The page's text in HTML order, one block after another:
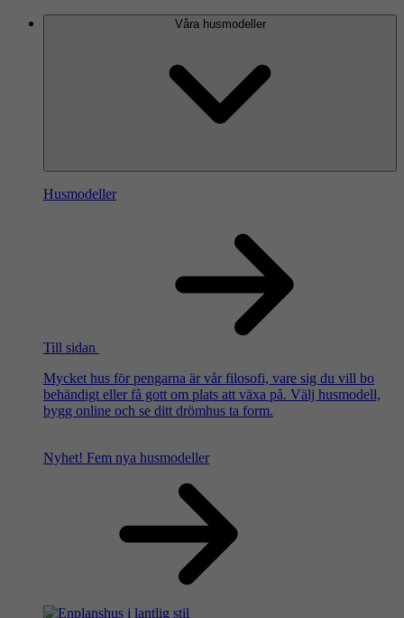
Våra husmodeller
Husmodeller
Till sidan
Mycket hus för pengarna är vår filosofi, vare sig du vill bo
behändigt eller få gott om plats att växa på. Välj husmodell,
bygg online och se ditt drömhus ta form.
Nyhet! Fem nya husmodeller